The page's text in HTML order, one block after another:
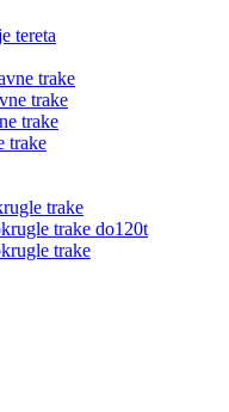
tereta
trake
trake
trake
trake
trake
trake do120t
trake